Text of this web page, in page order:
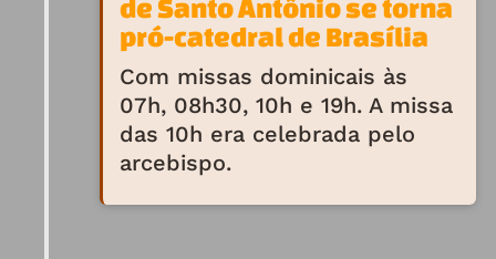
de Santo Antônio se torna
pró-catedral de Brasília
Com missas dominicais às
07h, 08h30, 10h e 19h. A missa
das 10h era celebrada pelo
arcebispo.